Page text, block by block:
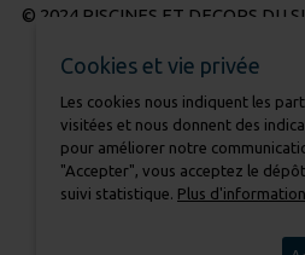
© 2024 PISCINES ET DECORS DU
Nous
Mentions
Charte pour la
Cookies
Cookies et vie privée
Les cookies nous indiquent les
visitées et nous donnent des
pour améliorer notre
"Accepter", vous acceptez le
suivi statistique. Plus